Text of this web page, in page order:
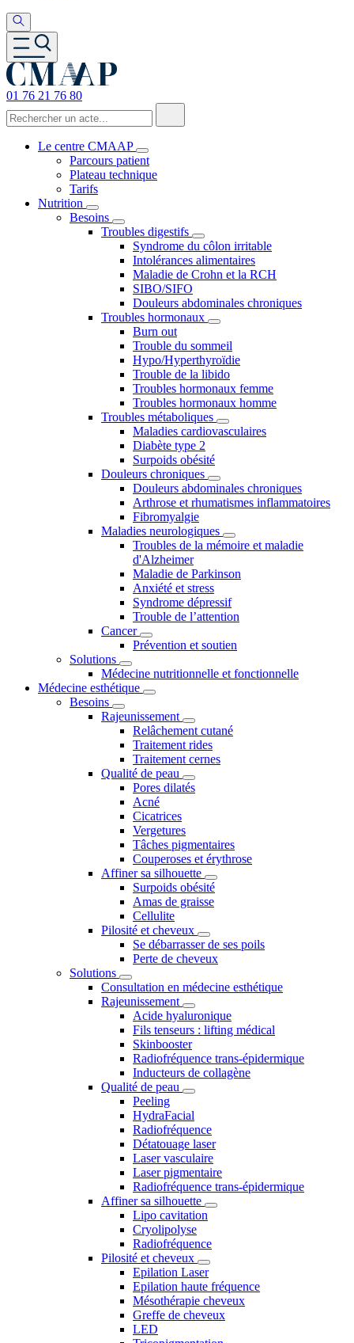
01 76 21 76 80
Le centre CMAAP
Parcours patient
Plateau technique
Tarifs
Nutrition
Besoins
Troubles digestifs
Syndrome du côlon irritable
Intolérances alimentaires
Maladie de Crohn et la RCH
SIBO/SIFO
Douleurs abdominales chroniques
Troubles hormonaux
Burn out
Trouble du sommeil
Hypo/Hyperthyroïdie
Trouble de la libido
Troubles hormonaux femme
Troubles hormonaux homme
Troubles métaboliques
Maladies cardiovasculaires
Diabète type 2
Surpoids obésité
Douleurs chroniques
Douleurs abdominales chroniques
Arthrose et rhumatismes inflammatoires
Fibromyalgie
Maladies neurologiques
Troubles de la mémoire et maladie
d'Alzheimer
Maladie de Parkinson
Anxiété et stress
Syndrome dépressif
Trouble de l’attention
Cancer
Prévention et soutien
Solutions
Médecine nutritionnelle et fonctionnelle
Médecine esthétique
Besoins
Rajeunissement
Relâchement cutané
Traitement rides
Traitement cernes
Qualité de peau
Pores dilatés
Acné
Cicatrices
Vergetures
Tâches pigmentaires
Couperoses et érythrose
Affiner sa silhouette
Surpoids obésité
Amas de graisse
Cellulite
Pilosité et cheveux
Se débarrasser de ses poils
Perte de cheveux
Solutions
Consultation en médecine esthétique
Rajeunissement
Acide hyaluronique
Fils tenseurs : lifting médical
Skinbooster
Radiofréquence trans-épidermique
Inducteurs de collagène
Qualité de peau
Peeling
HydraFacial
Radiofréquence
Détatouage laser
Laser vasculaire
Laser pigmentaire
Radiofréquence trans-épidermique
Affiner sa silhouette
Lipo cavitation
Cryolipolyse
Radiofréquence
Pilosité et cheveux
Epilation Laser
Epilation haute fréquence
Mésothérapie cheveux
Greffe de cheveux
LED